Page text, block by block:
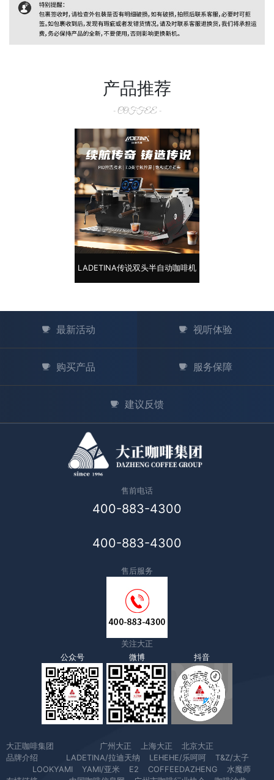
产品推荐
- COFFEE -
LADETINA传说双头半自动咖啡机
最新活动 视听体验
购买产品 服务保障
建议反馈
售前电话
400-883-4300
400-883-4300
售后服务
关注大正
公众号
微博 抖音
大正咖啡集团 广州大正 上海大正
北京大正
品牌介绍
LADETINA/拉迪天纳 LEHEHE/乐呵呵
T&Z/太子
LOOKYAMI
YAMI/亚米 E2 COFFEEDAZHENG
水魔师